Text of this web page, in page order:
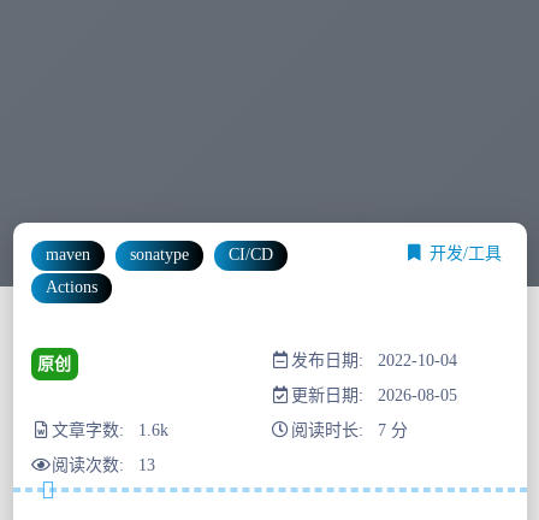
maven sonatype
CI/CD
Actions
开发/工具
原创
发布日期: 2022-10-04
更新日期: 2026-08-05
文章字数: 1.6k
阅读时长: 7 分
阅读次数: 13